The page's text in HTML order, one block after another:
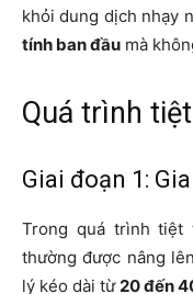
khỏi dung dịch nhạy
tính ban đầu mà
Quá trình
Giai đoạn 1:
Trong quá trình tiệt
thường được nâng
lý kéo dài từ20 đến